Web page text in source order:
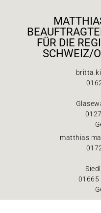
FÜR DIE
SCHWEIZ/
01665